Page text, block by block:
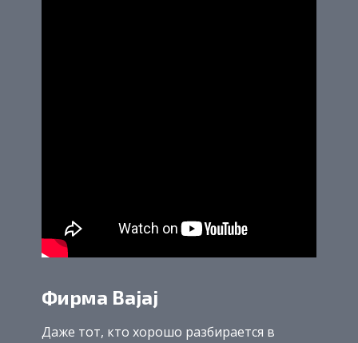
Фирма Bajaj
Даже тот, кто хорошо разбирается в